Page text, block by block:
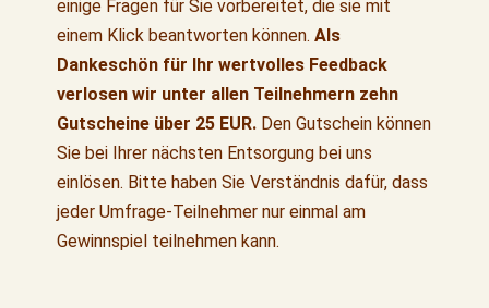
einige Fragen für Sie vorbereitet, die sie mit
einem Klick beantworten können. Als
Dankeschön für Ihr wertvolles Feedback
verlosen wir unter allen Teilnehmern zehn
Gutscheine über 25 EUR. Den Gutschein können
Sie bei Ihrer nächsten Entsorgung bei uns
einlösen. Bitte haben Sie Verständnis dafür, dass
jeder Umfrage-Teilnehmer nur einmal am
Gewinnspiel teilnehmen kann.